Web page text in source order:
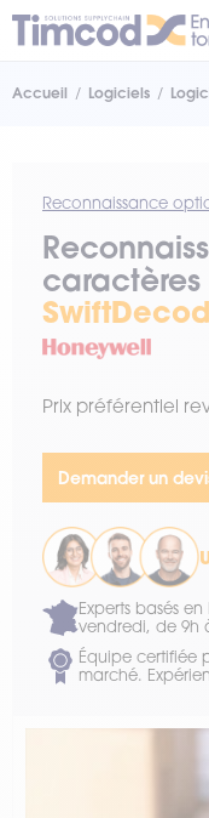
Accueil Logiciels
Reconnaissance
caractères
Prix préférentiel
Demander un
Experts basés
vendredi, de 9h
Équipe certifiée
marché.